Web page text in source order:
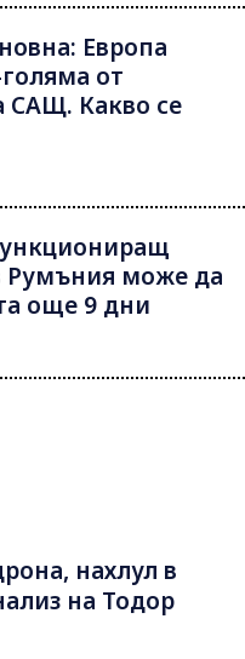
Европа
от
САЩ. Какво се
Румъния може да
още 9 дни
нахлул в
на Тодор